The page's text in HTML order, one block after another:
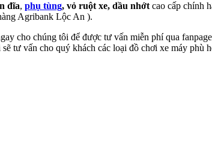
đĩa, phụ tùng, vỏ ruột xe, dầu nhớtcao cấp chính
Agribank Lộc An ).
cho chúng tôi để được tư vấn miễn phí qua
tư vấn cho quý khách các loại đồ chơi xe máy phù